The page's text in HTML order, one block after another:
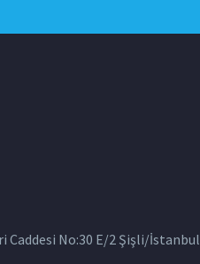
No:30 E/2 Şişli/İstanbul